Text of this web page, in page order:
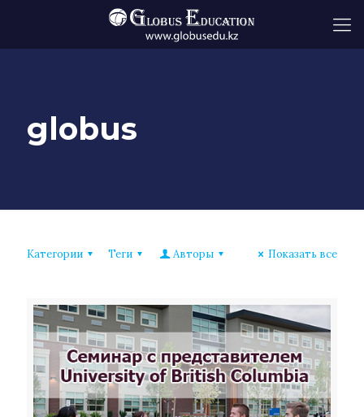
globus
Категории Теги Авторы Показать все